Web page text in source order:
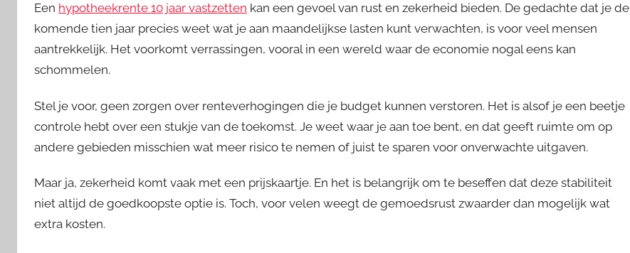
Een hypotheekrente 10 jaar vastzetten kan een gevoel van rust en zekerheid bieden. De gedachte dat je de
komende tien jaar precies weet wat je aan maandelijkse lasten kunt verwachten, is voor veel mensen
aantrekkelijk. Het voorkomt verrassingen, vooral in een wereld waar de economie nogal eens kan
schommelen.
Stel je voor, geen zorgen over renteverhogingen die je budget kunnen verstoren. Het is alsof je een beetje
controle hebt over een stukje van de toekomst. Je weet waar je aan toe bent, en dat geeft ruimte om op
andere gebieden misschien wat meer risico te nemen of juist te sparen voor onverwachte uitgaven.
Maar ja, zekerheid komt vaak met een prijskaartje. En het is belangrijk om te beseffen dat deze stabiliteit
niet altijd de goedkoopste optie is. Toch, voor velen weegt de gemoedsrust zwaarder dan mogelijk wat
extra kosten.